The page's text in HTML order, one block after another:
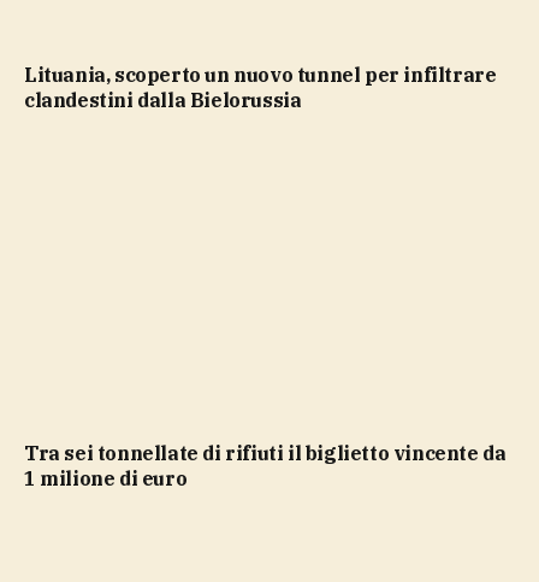
Lituania, scoperto un nuovo tunnel per infiltrare
clandestini dalla Bielorussia
Tra sei tonnellate di rifiuti il biglietto vincente da
1 milione di euro